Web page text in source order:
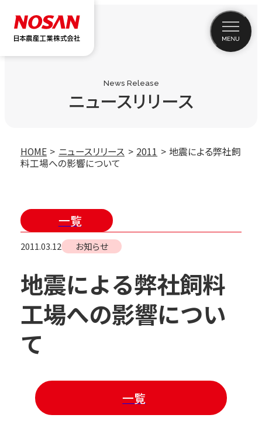
News Release
ニュースリリース
HOME ニュースリリース 2011
地震による弊社飼
料工場への影響について
一覧
2011.03.12 お知らせ
地震による弊社飼料
工場への影響につい
て
一覧